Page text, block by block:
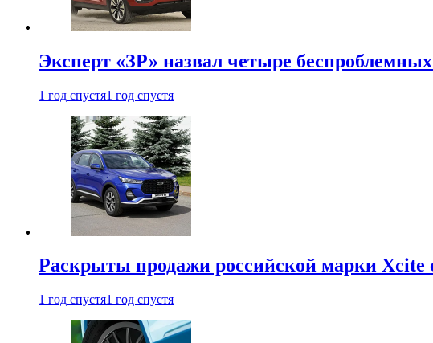
Эксперт «ЗР» назвал четыре
1 год спустя1 год спустя
Раскрыты продажи российской марки Xcite
1 год спустя1 год спустя